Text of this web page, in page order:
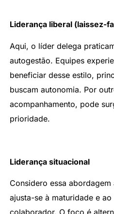
Liderança liberal (laissez-
Aqui, o líder delega
autogestão. Equipes
beneficiar desse estilo,
buscam autonomia. Por
acompanhamento, pode
prioridade.
Liderança situacional
Considero essa
ajusta-se à maturidade e
colaborador. O foco é